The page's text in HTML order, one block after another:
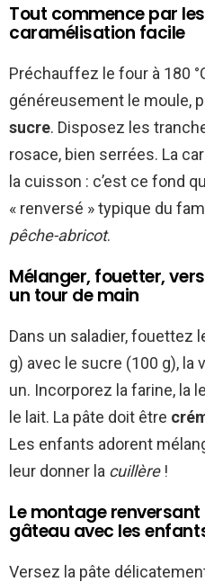
Tout commence par
caramélisation facile
Préchauffez le four à 180
généreusement le moule,
sucre. Disposez les
rosace, bien serrées. La
la cuisson : c’est ce fond
« renversé » typique du
pêche-abricot.
Mélanger, fouetter,
un tour de main
Dans un saladier, fouettez
g) avec le sucre (100 g),
un. Incorporez la farine, la
le lait. La pâte doit être
Les enfants adorent
leur donner la cuillère!
Le montage
gâteau avec les
Versez la pâte